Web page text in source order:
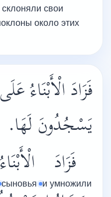
свои
около этих
فَزَادَ الْأَبْنَاءُ
يَسْجُدُونَ لَهَا.
فَزَادَ
и умножили
الْأَبْنَاءُ
сыновья